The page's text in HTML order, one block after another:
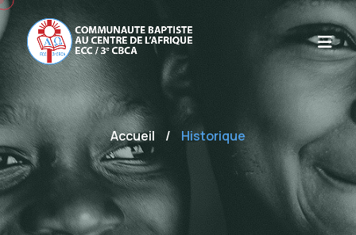
Accueil / Historique